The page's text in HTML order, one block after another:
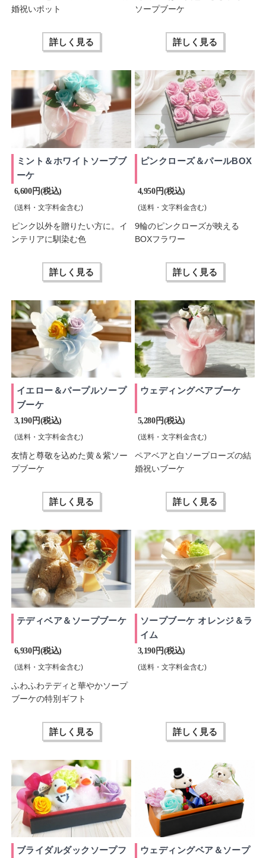
婚祝いポット
詳しく見る
ソープブーケ
詳しく見る
ミント＆ホワイトソープブ
ーケ
6,600 円(税込)
(送料・文字料金含む)
ピンク以外を贈りたい方に。イ
ンテリアに馴染む色
詳しく見る
ピンクローズ＆パールBOX
4,950 円(税込)
(送料・文字料金含む)
9輪のピンクローズが映える
BOXフラワー
詳しく見る
イエロー＆パープルソープ
ブーケ
3,190 円(税込)
(送料・文字料金含む)
友情と尊敬を込めた黄＆紫ソー
プブーケ
詳しく見る
ウェディングベアブーケ
5,280 円(税込)
(送料・文字料金含む)
ペアベアと白ソープローズの結
婚祝いブーケ
詳しく見る
テディベア＆ソープブーケ
6,930 円(税込)
(送料・文字料金含む)
ふわふわテディと華やかソープ
ブーケの特別ギフト
詳しく見る
ソープブーケ オレンジ＆ラ
イム
3,190 円(税込)
(送料・文字料金含む)
詳しく見る
ブライダルダックソープフ ウェディングベア＆ソープ